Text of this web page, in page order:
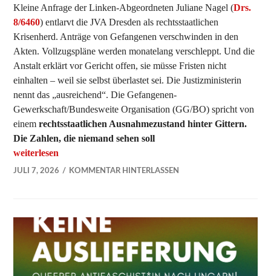
Kleine Anfrage der Linken-Abgeordneten Juliane Nagel (Drs.
8/6460) entlarvt die JVA Dresden als rechtsstaatlichen
Krisenherd. Anträge von Gefangenen verschwinden in den
Akten. Vollzugspläne werden monatelang verschleppt. Und die
Anstalt erklärt vor Gericht offen, sie müsse Fristen nicht
einhalten – weil sie selbst überlastet sei. Die Justizministerin
nennt das „ausreichend“. Die Gefangenen-
Gewerkschaft/Bundesweite Organisation (GG/BO) spricht von
einemrechtsstaatlichen Ausnahmezustand hinter Gittern.
Die Zahlen, die niemand sehen soll
„Skandal in der JVA Dresden: Anstalt lässt
weiterlesen
JULI 7, 2026 KOMMENTAR HINTERLASSEN